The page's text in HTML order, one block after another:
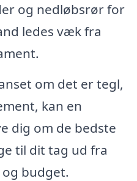
og nedløbsrør for
ledes væk fra
om det er tegl,
kan en
dig om de bedste
til dit tag ud fra
budget.